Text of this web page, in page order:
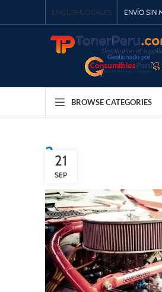
ENGLISHLOCALES ENVÍO SIN
BROWSE CATEGORIES
221
SEP